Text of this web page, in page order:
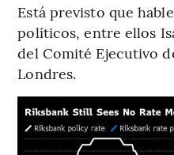
Está previsto que
políticos, entre ellos
del Comité Ejecutivo
Londres.